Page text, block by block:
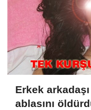
Erkek
ablasını